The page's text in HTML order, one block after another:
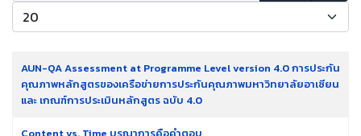
แสดง #
AUN-QA Assessment at Programme Level version 4.0 การประกัน
คุณภาพหลักสูตรของเครือข่ายการประกันคุณภาพมหาวิทยาลัยอาเซียน
และ เกณฑ์การประเมินหลักสูตร ฉบับ 4.0